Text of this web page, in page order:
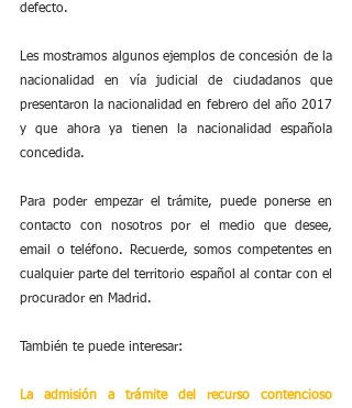
defecto.
Les mostramos algunos ejemplos de concesión de la
nacionalidad en vía judicial de ciudadanos que
presentaron la nacionalidad en febrero del año 2017
y que ahora ya tienen la nacionalidad española
concedida.
Para poder empezar el trámite, puede ponerse en
contacto con nosotros por el medio que desee,
email o teléfono. Recuerde, somos competentes en
cualquier parte del territorio español al contar con el
procurador en Madrid.
También te puede interesar:
La admisión a trámite del recurso contencioso